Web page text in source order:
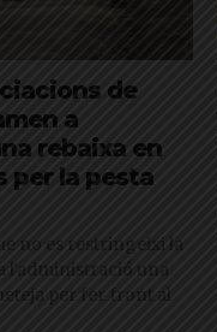
de
a
rebaixa en
per la pesta
no es restringeixi la
l'administració una
per fer front al